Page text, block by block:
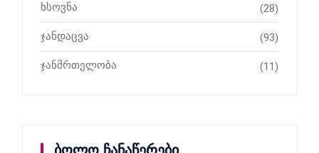
ხსოვნა (28)
ჯანდაცვა (93)
ჯანმრთელობა (11)